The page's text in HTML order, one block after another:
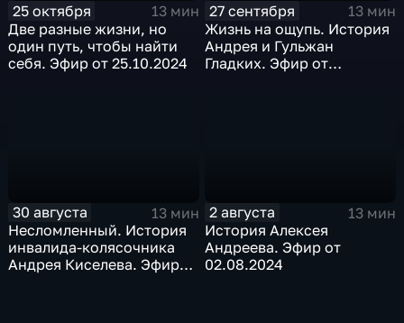
25 октября
13 мин
Две разные жизни, но
один путь, чтобы найти
себя. Эфир от 25.10.2024
27 сентября
13 мин
Жизнь на ощупь. История
Андрея и Гульжан
Гладких. Эфир от
30 августа
13 мин
Несломленный. История
инвалида-колясочника
Андрея Киселева. Эфир
2 августа
13 мин
История Алексея
Андреева. Эфир от
02.08.2024